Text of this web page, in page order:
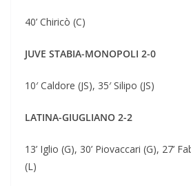
40’ Chiricò (C)
JUVE STABIA-MONOPOLI 2-0
10′ Caldore (JS), 35′ Silipo (JS)
LATINA-GIUGLIANO 2-2
13’ Iglio (G), 30’ Piovaccari (G), 27’
(L)